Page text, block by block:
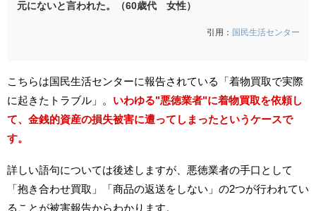
元にないと言われた。（60歳代 女性）
引用： 国民生活センター
こちらは国民生活センターに報告されている「着物買取で実際
に起きたトラブル」。 いわゆる"悪徳業者"に着物買取を依頼し
て、金銭的資産の損失被害に遭ってしまったというケースで
す。
詳しい語句については後述しますが、悪徳業者の手口として
「抱き合わせ買取」「商品の返送をしない」の2つが行われてい
ることが被害報告からわかります。